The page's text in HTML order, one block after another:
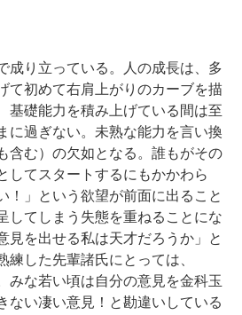
成り立っている。人の成長は、多
て初めて右肩上がりのカーブを描
基礎能力を積み上げている間は至
に過ぎない。未熟な能力を言い換
含む）の欠如となる。誰もがその
してスタートするにもかかわら
！」という欲望が前面に出ること
してしまう失態を重ねることにな
見を出せる私は天才だろうか」と
練した先輩諸氏にとっては、
みな若い頃は自分の意見を金科玉
ない凄い意見！と勘違いしている